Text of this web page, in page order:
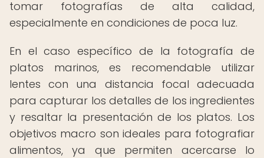
tomar fotografías de alta calidad,
especialmente en condiciones de poca luz.
En el caso específico de la fotografía de
platos marinos, es recomendable utilizar
lentes con una distancia focal adecuada
para capturar los detalles de los ingredientes
y resaltar la presentación de los platos. Los
objetivos macro son ideales para fotografiar
alimentos, ya que permiten acercarse lo